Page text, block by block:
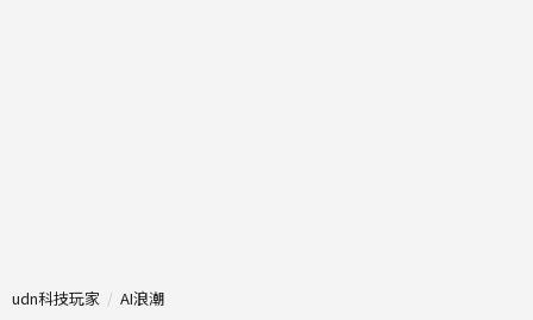
udn科技玩家 AI浪潮